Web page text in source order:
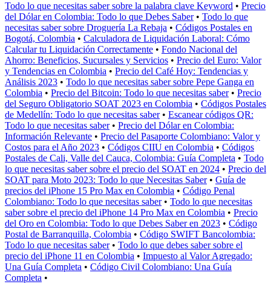
Todo lo que necesitas saber sobre la palabra clave Keyword • Precio
del Dólar en Colombia: Todo lo que Debes Saber• Todo lo que
necesitas saber sobre Droguería La Rebaja • Códigos Postales en
Bogotá, Colombia • Calculadora de Liquidación Laboral: Cómo
Calcular tu Liquidación Correctamente • Fondo Nacional del
Ahorro: Beneficios, Sucursales y Servicios • Precio del Euro: Valor
y Tendencias en Colombia • Precio del Café Hoy: Tendencias y
Análisis 2023 • Todo lo que necesitas saber sobre Pepe Ganga en
Colombia • Precio del Bitcoin: Todo lo que necesitas saber• Precio
del Seguro Obligatorio SOAT 2023 en Colombia • Códigos Postales
de Medellín: Todo lo que necesitas saber• Escanear códigos QR:
Todo lo que necesitas saber• Precio del Dólar en Colombia:
Información Relevante • Precio del Pasaporte Colombiano: Valor y
Costos para el Año 2023 • Códigos CIIU en Colombia • Códigos
Postales de Cali, Valle del Cauca, Colombia: Guía Completa • Todo
lo que necesitas saber sobre el precio del SOAT en 2024 • Precio del
SOAT para Moto 2023: Todo lo que Necesitas Saber• Guía de
precios del iPhone 15 Pro Max en Colombia • Código Penal
Colombiano: Todo lo que necesitas saber• Todo lo que necesitas
saber sobre el precio del iPhone 14 Pro Max en Colombia • Precio
del Oro en Colombia: Todo lo que Debes Saber en 2023 • Código
Postal de Barranquilla, Colombia • Código SWIFT Bancolombia:
Todo lo que necesitas saber• Todo lo que debes saber sobre el
precio del iPhone 11 en Colombia • Impuesto al Valor Agregado:
Una Guía Completa • Código Civil Colombiano: Una Guía
Completa •